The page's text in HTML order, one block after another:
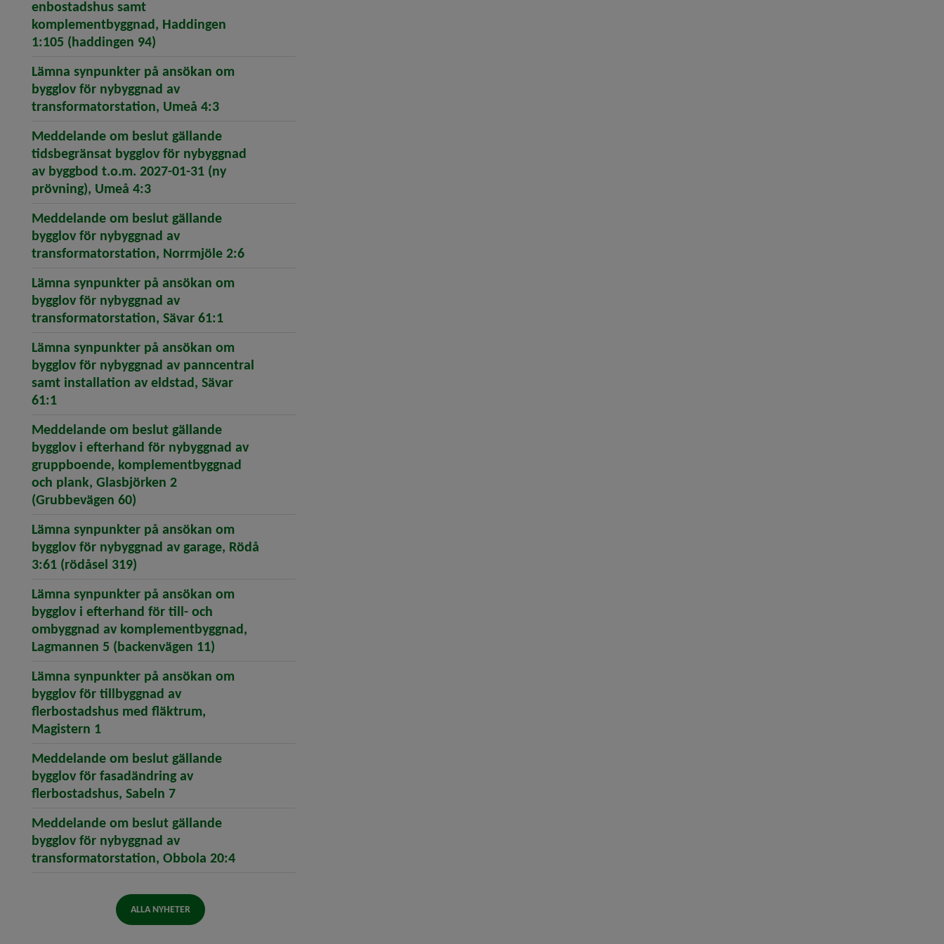
enbostadshus samt
komplementbyggnad, Haddingen
1:105 (haddingen 94)
Lämna synpunkter på ansökan om
bygglov för nybyggnad av
transformatorstation, Umeå 4:3(öppnar artikeln Lämna synpunkter på ansökan om bygglov för nybyggnad av transformatorstation, Umeå 4:3)
Meddelande om beslut gällande
tidsbegränsat bygglov för nybyggnad
av byggbod t.o.m. 2027-01-31 (ny
prövning), Umeå 4:3(öppnar artikeln Meddelande om beslut gällande tidsbegränsat bygglov för nybyggnad av byggbod t.o.m. 2027-01-31 (ny prövning),
Meddelande om beslut gällande
bygglov för nybyggnad av
transformatorstation, Norrmjöle 2:6(öppnar artikeln Meddelande om beslut gällande bygglov för nybyggnad av transformatorstation, Norrmjöle 2:6)
Lämna synpunkter på ansökan om
bygglov för nybyggnad av
transformatorstation, Sävar 61:1(öppnar artikeln Lämna synpunkter på ansökan om bygglov för nybyggnad av transformatorstation, Sävar 61:1)
Lämna synpunkter på ansökan om
bygglov för nybyggnad av panncentral
samt installation av eldstad, Sävar
61:1(öppnar artikeln Lämna synpunkter på ansökan om bygglov för nybyggnad av panncentral samt installation av eldstad, Sävar 61:1)
Meddelande om beslut gällande
bygglov i efterhand för nybyggnad av
gruppboende, komplementbyggnad
och plank, Glasbjörken 2
(Grubbevägen 60)
Lämna synpunkter på ansökan om
bygglov för nybyggnad av garage, Rödå
3:61 (rödåsel 319)
Lämna synpunkter på ansökan om
bygglov i efterhand för till- och
ombyggnad av komplementbyggnad,
Lagmannen 5 (backenvägen 11)
Lämna synpunkter på ansökan om
bygglov för tillbyggnad av
flerbostadshus med fläktrum,
Magistern 1(öppnar artikeln Lämna synpunkter på ansökan om bygglov för tillbyggnad av flerbostadshus med fläktrum, Magistern 1)
Meddelande om beslut gällande
bygglov för fasadändring av
flerbostadshus, Sabeln 7(öppnar artikeln Meddelande om beslut gällande bygglov för fasadändring av flerbostadshus, Sabeln 7)
Meddelande om beslut gällande
bygglov för nybyggnad av
transformatorstation, Obbola 20:4(öppnar artikeln Meddelande om beslut gällande bygglov för nybyggnad av transformatorstation, Obbola 20:4)
ALLA NYHETER